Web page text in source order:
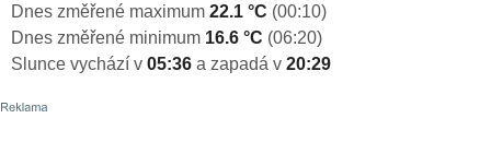
Dnes změřené maximum 22.1 °C (00:10)
Dnes změřené minimum 16.6 °C (06:20)
Slunce vychází v 05:36 a zapadá v 20:29